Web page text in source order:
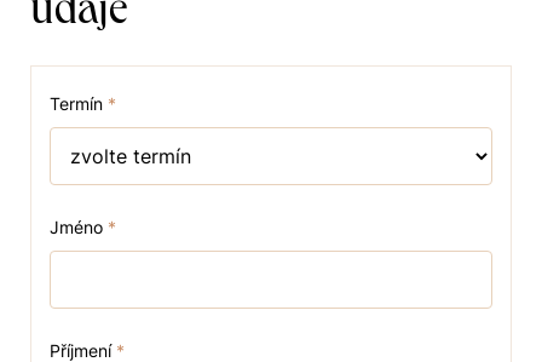
Termín *
Jméno *
Příjmení *